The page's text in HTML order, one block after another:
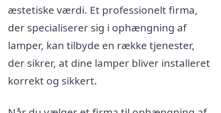
æstetiske værdi. Et professionelt firma,
der specialiserer sig i ophængning af
lamper, kan tilbyde en række tjenester,
der sikrer, at dine lamper bliver installeret
korrekt og sikkert.